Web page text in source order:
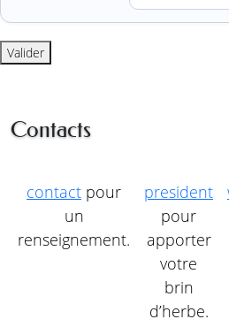
Valider
Contacts
contact pour
un
renseignement.
president
pour
apporter
votre
brin
d’herbe.